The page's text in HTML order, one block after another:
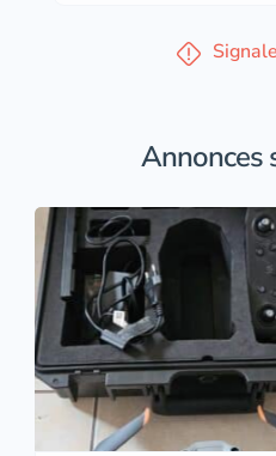
Annonces